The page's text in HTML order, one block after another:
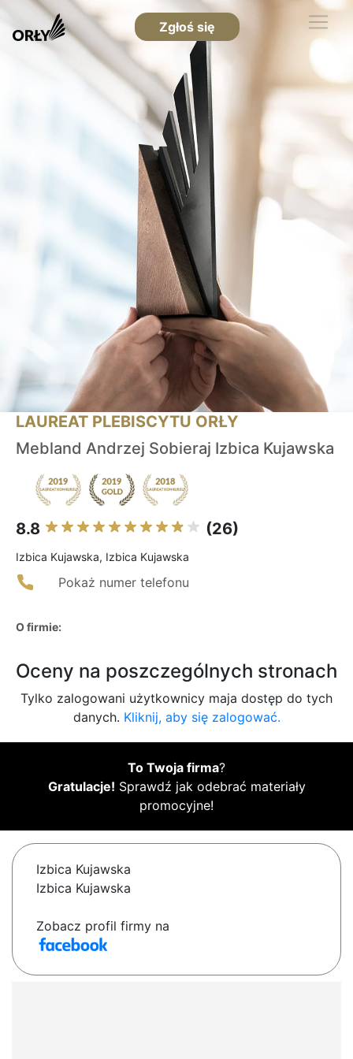
Zgłoś się
LAUREAT PLEBISCYTU ORŁY
Mebland Andrzej Sobieraj Izbica Kujawska
8.8 (26)
Izbica Kujawska, Izbica Kujawska
Pokaż numer telefonu
O firmie:
Oceny na poszczególnych stronach
Tylko zalogowani użytkownicy maja dostęp do tych
danych. Kliknij, aby się zalogować.
To Twoja firma?
Gratulacje! Sprawdź jak odebrać materiały
promocyjne!
Izbica Kujawska
Izbica Kujawska
Zobacz profil firmy na